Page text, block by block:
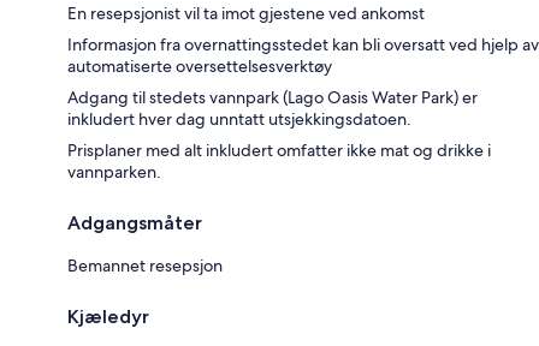
En resepsjonist vil ta imot gjestene ved ankomst
Informasjon fra overnattingsstedet kan bli oversatt ved hjelp av
automatiserte oversettelsesverktøy
Adgang til stedets vannpark (Lago Oasis Water Park) er
inkludert hver dag unntatt utsjekkingsdatoen.
Prisplaner med alt inkludert omfatter ikke mat og drikke i
vannparken.
Adgangsmåter
Bemannet resepsjon
Kjæledyr